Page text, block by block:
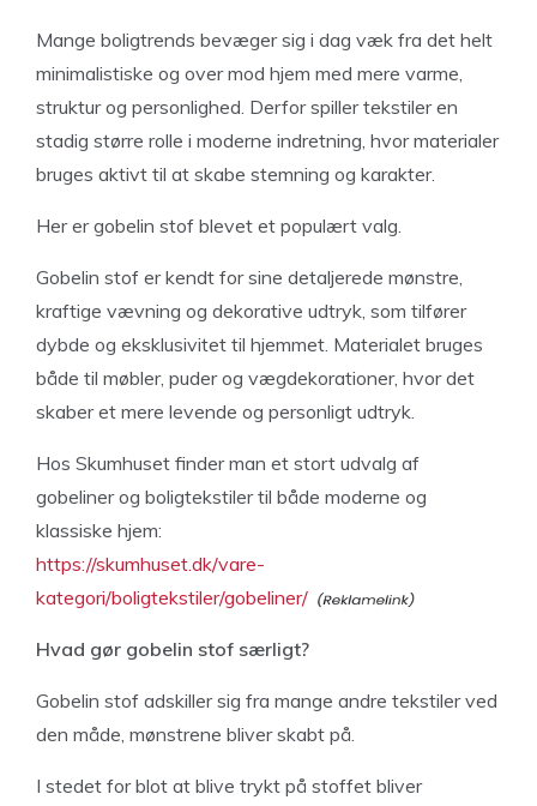
Mange boligtrends bevæger sig i dag væk fra det helt
minimalistiske og over mod hjem med mere varme,
struktur og personlighed. Derfor spiller tekstiler en
stadig større rolle i moderne indretning, hvor materialer
bruges aktivt til at skabe stemning og karakter.
Her er gobelin stof blevet et populært valg.
Gobelin stof er kendt for sine detaljerede mønstre,
kraftige vævning og dekorative udtryk, som tilfører
dybde og eksklusivitet til hjemmet. Materialet bruges
både til møbler, puder og vægdekorationer, hvor det
skaber et mere levende og personligt udtryk.
Hos Skumhuset finder man et stort udvalg af
gobeliner og boligtekstiler til både moderne og
klassiske hjem:
https://skumhuset.dk/vare-
kategori/boligtekstiler/gobeliner/
Hvad gør gobelin stof særligt?
Gobelin stof adskiller sig fra mange andre tekstiler ved
den måde, mønstrene bliver skabt på.
I stedet for blot at blive trykt på stoffet bliver